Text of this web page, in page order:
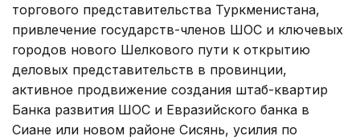
торгового представительства Туркменистана,
привлечение государств-членов ШОС и ключевых
городов нового Шелкового пути к открытию
деловых представительств в провинции,
активное продвижение создания штаб-квартир
Банка развития ШОС и Евразийского банка в
Сиане или новом районе Сисянь, усилия по